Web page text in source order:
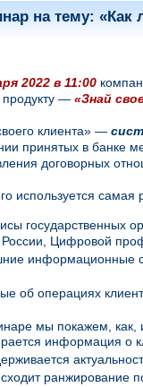
на тему: «Как
2022в 11:00
продукту — «Знай
клиента» —
принятых в банке
договорных
используется
России, Цифровой
информационные
об операциях
мы покажем, как,
информация о
ранжирование